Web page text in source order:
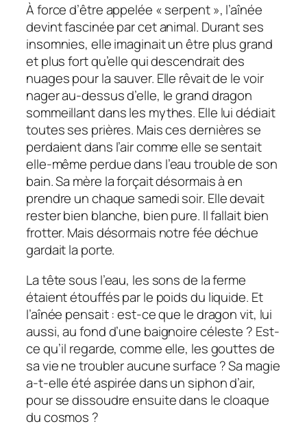
À force d’être appelée « serpent », l’aînée
devint fascinée par cet animal. Durant ses
insomnies, elle imaginait un être plus grand
et plus fort qu’elle qui descendrait des
nuages pour la sauver. Elle rêvait de le voir
nager au-dessus d’elle, le grand dragon
sommeillant dans les mythes. Elle lui dédiait
toutes ses prières. Mais ces dernières se
perdaient dans l’air comme elle se sentait
elle-même perdue dans l’eau trouble de son
bain. Sa mère la forçait désormais à en
prendre un chaque samedi soir. Elle devait
rester bien blanche, bien pure. Il fallait bien
frotter. Mais désormais notre fée déchue
gardait la porte.
La tête sous l’eau, les sons de la ferme
étaient étouffés par le poids du liquide. Et
l’aînée pensait : est-ce que le dragon vit, lui
aussi, au fond d’une baignoire céleste ? Est-
ce qu’il regarde, comme elle, les gouttes de
sa vie ne troubler aucune surface ? Sa magie
a-t-elle été aspirée dans un siphon d’air,
pour se dissoudre ensuite dans le cloaque
du cosmos ?